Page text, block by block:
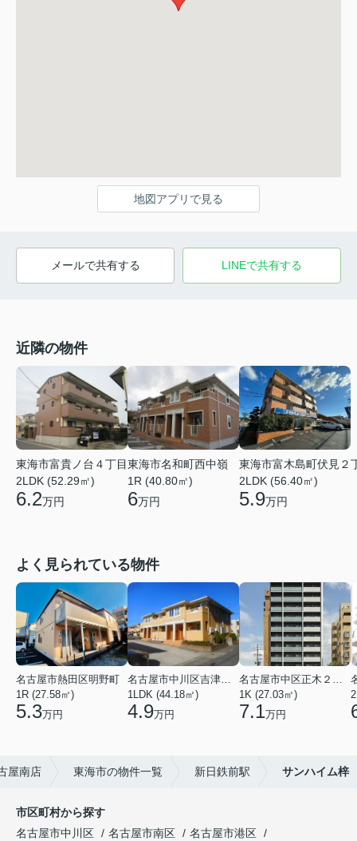
地図アプリで見る
メールで共有する LINEで共有する
近隣の物件
東海市富貴ノ台４丁目
2LDK (52.29㎡)
6.2万円
東海市名和町西中嶺
1R (40.80㎡)
6万円
東海市富木島町伏見２
2LDK (56.40㎡)
5.9万円
よく見られている物件
名古屋市熱田区明野町
1R (27.58㎡)
5.3万円
名古屋市中川区吉津４丁目
1LDK (44.18㎡)
4.9万円
名古屋市中区正木２丁目
1K (27.03㎡)
7.1万円
屋南店 東海市の物件一覧 新日鉄前駅 サンハイム梓
市区町村から探す
名古屋市中川区
名古屋市南区
名古屋市港区